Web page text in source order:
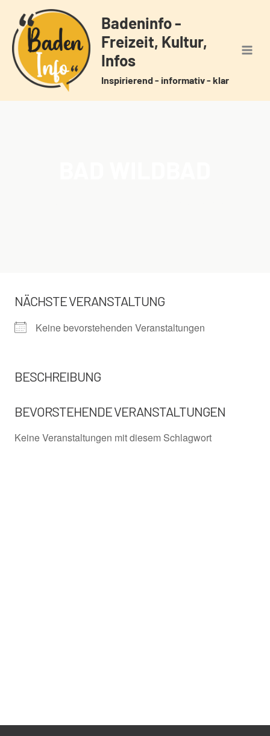
Inhalt
springen
Badeninfo -
Freizeit, Kultur,
Infos
Inspirierend - informativ - klar
NÄCHSTE VERANSTALTUNG
Keine bevorstehenden Veranstaltungen
BESCHREIBUNG
BEVORSTEHENDE VERANSTALTUNGEN
Keine Veranstaltungen mit diesem Schlagwort